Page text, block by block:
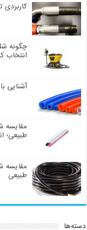
چگونه
انتخاب
آشنایی
مقایسه
طبیعی؛
مقایسه
طبیعی
دسته‌ها